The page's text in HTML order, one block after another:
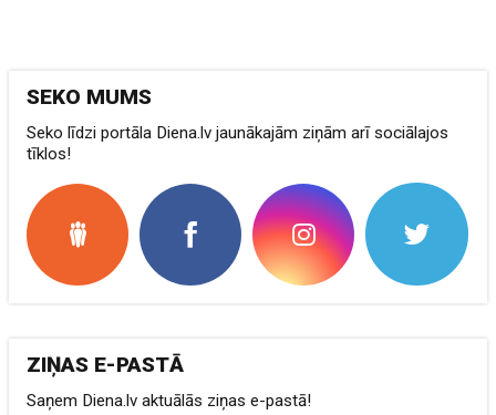
SEKO MUMS
Seko līdzi portāla Diena.lv jaunākajām ziņām arī sociālajos
tīklos!
ZIŅAS E-PASTĀ
Saņem Diena.lv aktuālās ziņas e-pastā!